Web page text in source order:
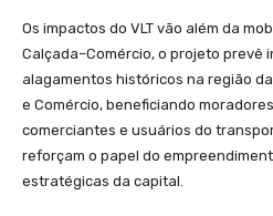
Os impactos do VLT vão além da
Calçada–Comércio, o projeto
alagamentos históricos na região
e Comércio, beneficiando
comerciantes e usuários do
reforçam o papel do
estratégicas da capital.